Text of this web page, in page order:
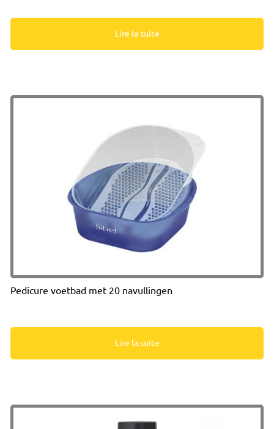
Lire la suite
Pedicure voetbad met 20 navullingen
Lire la suite